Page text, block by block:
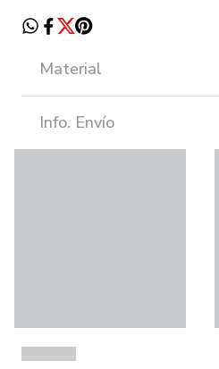
Material
Info. Envío